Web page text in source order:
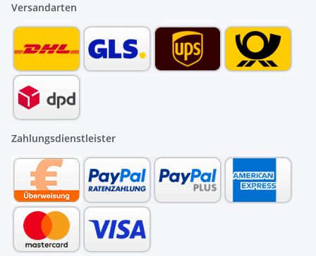
Versandarten
Zahlungsdienstleister